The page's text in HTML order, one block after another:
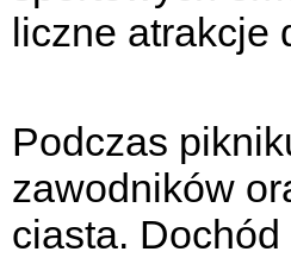
liczne atrakcje
Podczas
zawodników
ciasta.